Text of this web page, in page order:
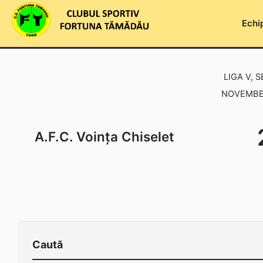
Skip
content
LIGA V,
A.F.C. Voința Chiselet
Caută